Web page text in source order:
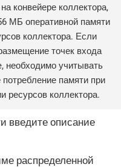
конвейере коллектора,
МБ оперативной памяти
коллектора. Если
точек входа
необходимо учитывать
памяти при
ресурсов коллектора.
введите описание
распределенной